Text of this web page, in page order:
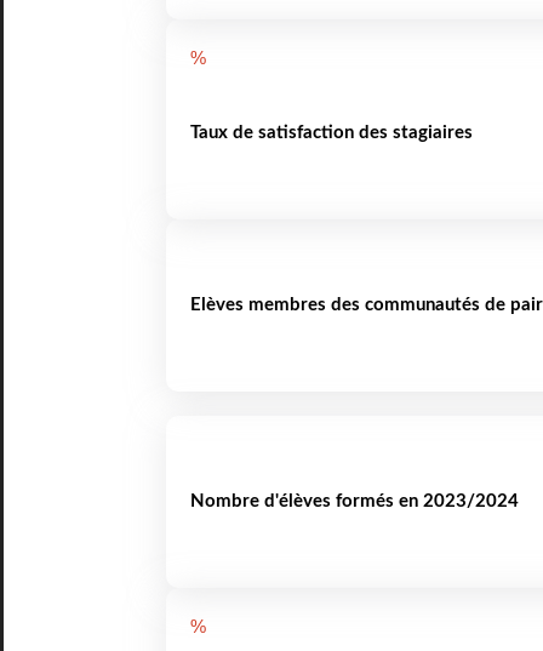
%
Taux de satisfaction des stagiaires
Elèves membres des communautés de
Nombre d'élèves formés en 2023/2024
%